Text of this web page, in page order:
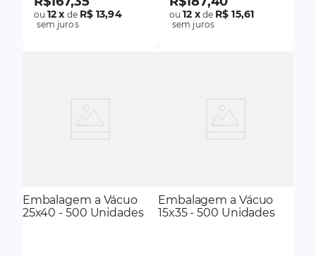
ou12x de R$ 13,94
sem juros
ou12 xde R$ 15,61
sem juros
Embalagem a Vácuo
25x40 - 500 Unidades
Embalagem a Vácuo
15x35 - 500 Unidades